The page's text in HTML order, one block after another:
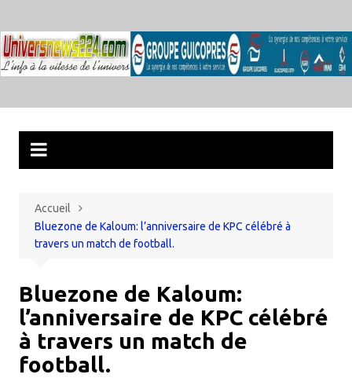
au
contenu
Accueil
Bluezone de Kaloum: l’anniversaire de KPC célébré à
travers un match de football.
Bluezone de Kaloum:
l’anniversaire de KPC célébré
à travers un match de
football.